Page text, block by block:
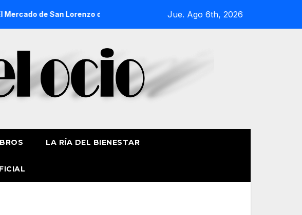
de San Lorenzo de Getxo reunirá a más de 50 productores del País Vasco
Jue. Ago 6th, 2026
LA RÍA DEL BIENESTAR